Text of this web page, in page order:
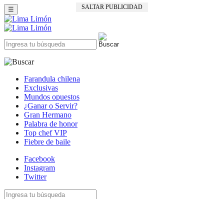
SALTAR PUBLICIDAD
☰
Farandula chilena
Exclusivas
Mundos opuestos
¿Ganar o Servir?
Gran Hermano
Palabra de honor
Top chef VIP
Fiebre de baile
Facebook
Instagram
Twitter